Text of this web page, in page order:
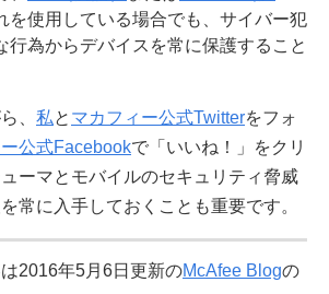
を使用している場合でも、サイバー犯
行為からデバイスを常に保護すること
、 私と マカフィー公式Twitterをフォ
公式Facebookで「いいね！」をクリ
ーマとモバイルのセキュリティ脅威
常に入手しておくことも重要です。
2016年5月6日更新のMcAfee Blogの